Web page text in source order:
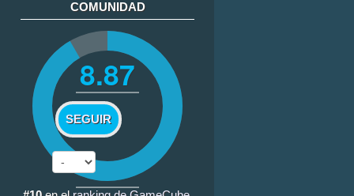
COMUNIDAD
8.87
SEGUIR